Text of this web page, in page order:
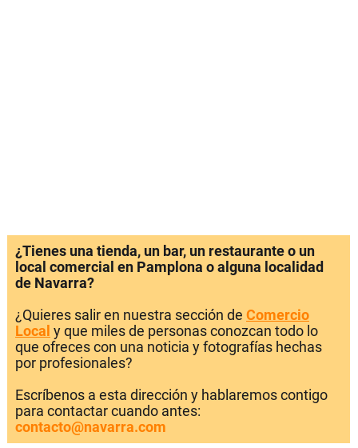
¿Tienes una tienda, un bar, un restaurante o un
local comercial en Pamplona o alguna localidad
de Navarra?
¿Quieres salir en nuestra sección de Comercio
Local y que miles de personas conozcan todo lo
que ofreces con una noticia y fotografías hechas
por profesionales?
Escríbenos a esta dirección y hablaremos contigo
para contactar cuando antes:
contacto@navarra.com